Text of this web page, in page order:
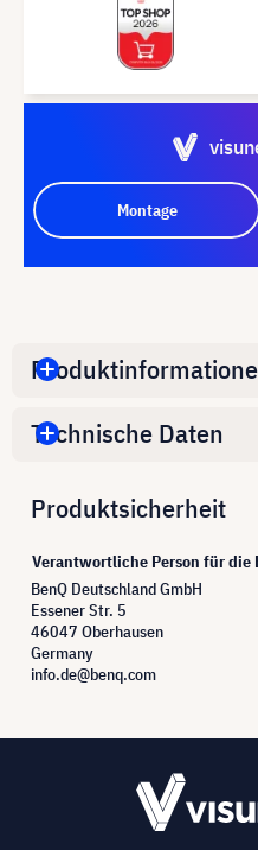
Montage
Technische Daten
Produktsicherheit
Verantwortliche Person für die
BenQ Deutschland GmbH
Essener Str. 5
46047 Oberhausen
Germany
info.de@benq.com